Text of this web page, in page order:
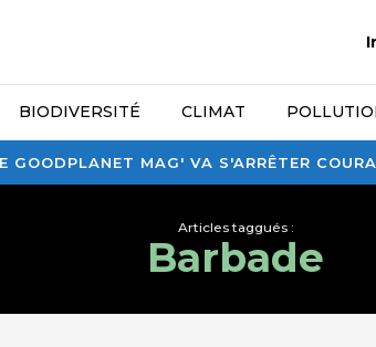
GOODPLANET MAG' VA S'ARRÊTER
BIODIVERSITÉ CLIMAT
Articles taggués :
Barbade